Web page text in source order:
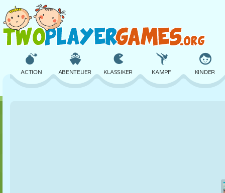
ACTION ABENTEUER KLASSIKER KAMPF KINDER